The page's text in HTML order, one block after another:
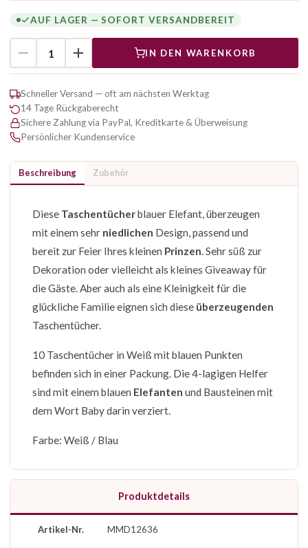
AUF LAGER — SOFORT VERSANDBEREIT
IN DEN WARENKORB
Schneller Versand — oft am nächsten Werktag
14 Tage Rückgaberecht
Sichere Zahlung via PayPal, Kreditkarte & Überweisung
Persönlicher Kundenservice
Beschreibung Zubehör
Diese Taschentücherblauer Elefant, überzeugen
mit einem sehr niedlichen Design, passend und
bereit zur Feier Ihres kleinen Prinzen. Sehr süß zur
Dekoration oder vielleicht als kleines Giveaway für
die Gäste. Aber auch als eine Kleinigkeit für die
glückliche Familie eignen sich diese überzeugenden
Taschentücher.
10 Taschentücher in Weiß mit blauen Punkten
befinden sich in einer Packung. Die 4-lagigen Helfer
sind mit einem blauen Elefanten und Bausteinen mit
dem Wort Baby darin verziert.
Farbe: Weiß / Blau
Produktdetails
Artikel-Nr. MMD12636